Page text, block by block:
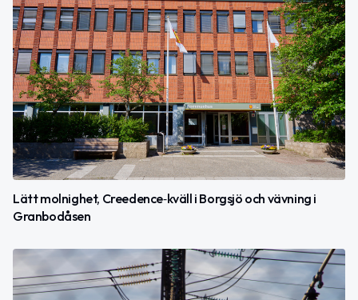
Lätt molnighet, Creedence‑kväll i Borgsjö och vävning i
Granbodåsen